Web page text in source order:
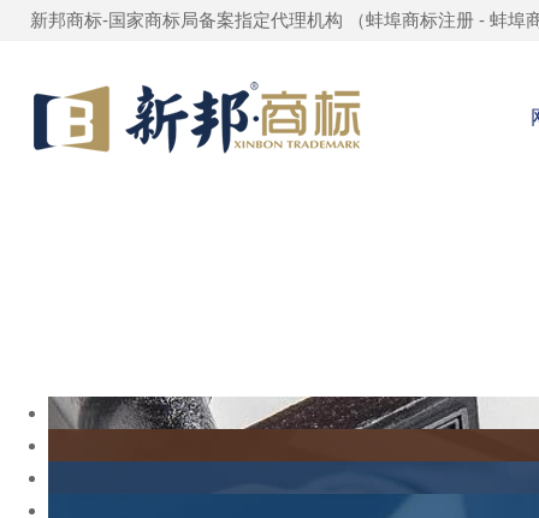
新邦商标-国家商标局备案指定代理机构 （蚌埠商标注册 - 蚌埠